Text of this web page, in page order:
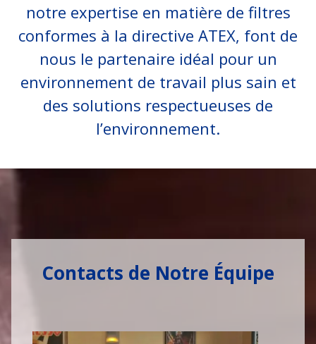
notre expertise en matière de filtres
conformes à la directive ATEX, font de
nous le partenaire idéal pour un
environnement de travail plus sain et
des solutions respectueuses de
l’environnement.
Contacts de Notre Équipe